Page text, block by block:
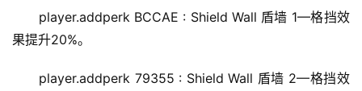
好
player.addperk BCCAE : Shield Wall 盾墙 1—格挡效
果提升20%。
player.addperk 79355 : Shield Wall 盾墙 2—格挡效